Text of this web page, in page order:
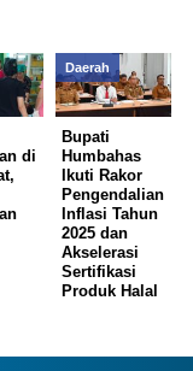
di
Daerah
Bupati
Humbahas
Ikuti Rakor
Pengendalian
Inflasi Tahun
2025 dan
Akselerasi
Sertifikasi
Produk Halal